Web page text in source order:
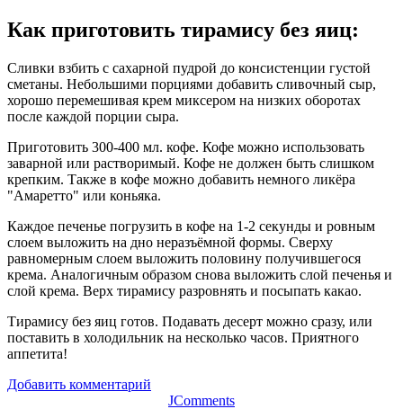
Как приготовить тирамису без яиц:
Сливки взбить с сахарной пудрой до консистенции густой
сметаны. Небольшими порциями добавить сливочный сыр,
хорошо перемешивая крем миксером на низких оборотах
после каждой порции сыра.
Приготовить 300-400 мл. кофе. Кофе можно использовать
заварной или растворимый. Кофе не должен быть слишком
крепким. Также в кофе можно добавить немного ликёра
"Амаретто" или коньяка.
Каждое печенье погрузить в кофе на 1-2 секунды и ровным
слоем выложить на дно неразъёмной формы. Сверху
равномерным слоем выложить половину получившегося
крема. Аналогичным образом снова выложить слой печенья и
слой крема. Верх тирамису разровнять и посыпать какао.
Тирамису без яиц готов. Подавать десерт можно сразу, или
поставить в холодильник на несколько часов. Приятного
аппетита!
Добавить комментарий
JComments